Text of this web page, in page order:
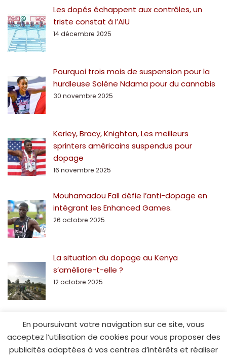
Les dopés échappent aux contrôles, un
triste constat à l’AIU
14 décembre 2025
Pourquoi trois mois de suspension pour la
hurdleuse Solène Ndama pour du cannabis
30 novembre 2025
Kerley, Bracy, Knighton, Les meilleurs
sprinters américains suspendus pour
dopage
16 novembre 2025
Mouhamadou Fall défie l’anti-dopage en
intégrant les Enhanced Games.
26 octobre 2025
La situation du dopage au Kenya
s’améliore-t-elle ?
12 octobre 2025
En poursuivant votre navigation sur ce site, vous
acceptez l’utilisation de cookies pour vous proposer des
publicités adaptées à vos centres d’intérêts et réaliser